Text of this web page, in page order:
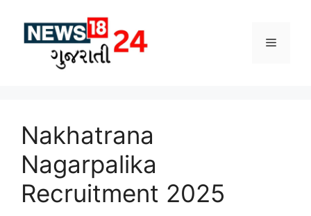
content
Menu
Nakhatrana
Nagarpalika
Recruitment 2025